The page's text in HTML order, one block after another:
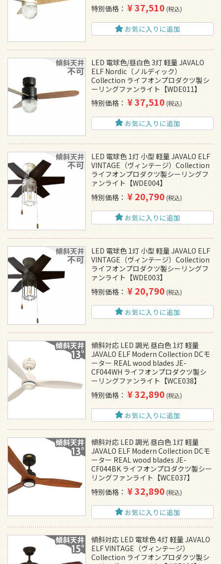
特別価格
¥37,510 税込
お気に入りに追加
LED 電球色/昼白色 3灯 軽量 JAVALO
ELF Nordic（ノルディック）
Collection ライフオンプロダクツ製シ
ーリングファンライト【WDE011】
特別価格
¥37,510 税込
お気に入りに追加
LED 電球色 1灯 小型 軽量 JAVALO ELF
VINTAGE（ヴィンテージ）Collection
ライフオンプロダクツ製シーリングフ
ァンライト【WDE004】
特別価格
¥20,790 税込
お気に入りに追加
LED 電球色 1灯 小型 軽量 JAVALO ELF
VINTAGE（ヴィンテージ）Collection
ライフオンプロダクツ製シーリングフ
ァンライト【WDE003】
特別価格
¥20,790 税込
お気に入りに追加
傾斜対応 LED 調光 昼白色 1灯 軽量
JAVALO ELF Modern Collection DCモ
ーター REAL wood blades JE-
CF044WH ライフオンプロダクツ製シ
ーリングファンライト【WCE038】
特別価格
¥32,890 税込
お気に入りに追加
傾斜対応 LED 調光 昼白色 1灯 軽量
JAVALO ELF Modern Collection DCモ
ーター REAL wood blades JE-
CF044BK ライフオンプロダクツ製シー
リングファンライト【WCE037】
特別価格
¥32,890 税込
お気に入りに追加
傾斜対応 LED 電球色 4灯 軽量 JAVALO
ELF VINTAGE（ヴィンテージ）
Collection ライフオンプロダクツ製シ